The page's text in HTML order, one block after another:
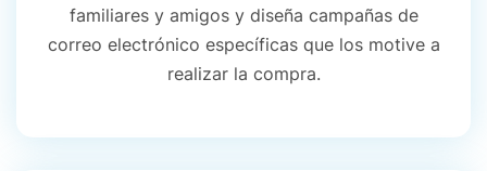
familiares y amigos y diseña campañas de
correo electrónico específicas que los motive a
realizar la compra.